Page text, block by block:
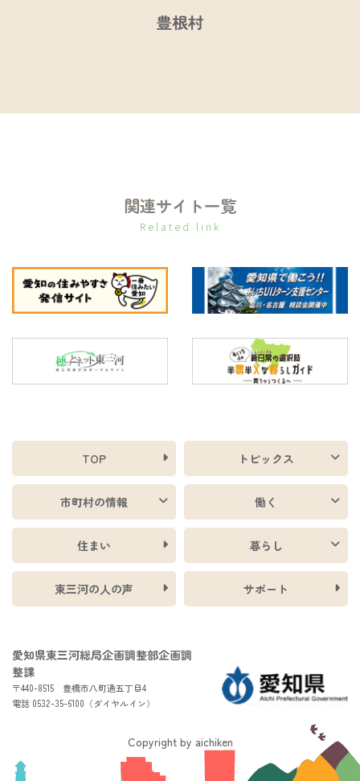
豊根村
関連サイト一覧
Related link
TOP
市町村の情報
住まい
東三河の人の声
トピックス
働く
暮らし
サポート
愛知県東三河総局企画調整部企画調
整課
〒440-8515 豊橋市八町通五丁目4
電話 0532-35-6100（ダイヤルイン）
Copyright by aichiken